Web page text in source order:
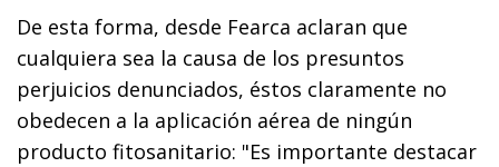
De esta forma, desde Fearca aclaran que
cualquiera sea la causa de los presuntos
perjuicios denunciados, éstos claramente no
obedecen a la aplicación aérea de ningún
producto fitosanitario: "Es importante destacar